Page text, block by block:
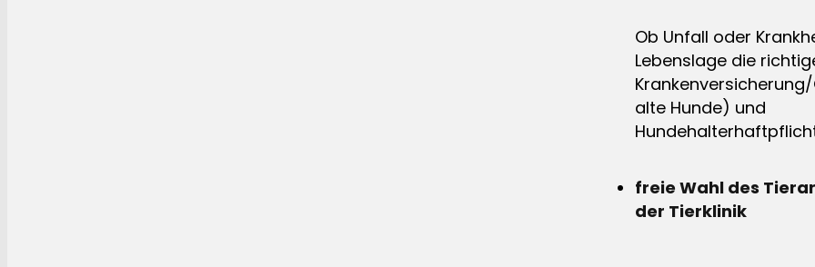
Ob Unfall oder
Lebenslage die
alte Hunde) und
freie Wahl des
der Tierklinik